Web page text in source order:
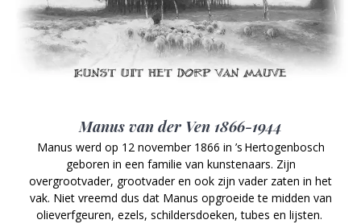
Manus van der Ven 1866-1944
Manus werd op 12 november 1866 in ’s Hertogenbosch
geboren in een familie van kunstenaars. Zijn
overgrootvader, grootvader en ook zijn vader zaten in het
vak. Niet vreemd dus dat Manus opgroeide te midden van
olieverfgeuren, ezels, schildersdoeken, tubes en lijsten.